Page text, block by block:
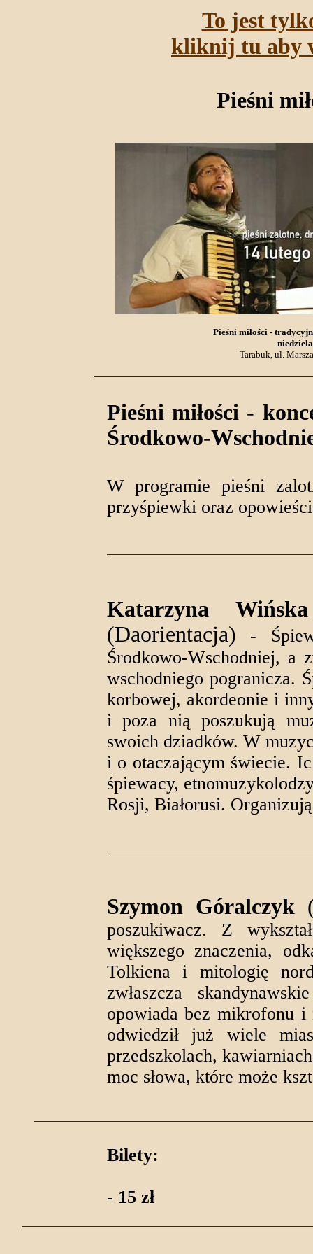
To jest
kliknij tu aby
Pieśni
Pieśni miłości -
Tarabuk, ul.
Pieśni miłości -
Środkowo-
W programie pieśni
przyśpiewki oraz
Katarzyna
(Daorientacja) -
Środkowo-Wschodniej, a
wschodniego pogranicza.
korbowej, akordeonie i
i poza nią poszukują
swoich dziadków. W
i o otaczającym świecie.
śpiewacy,
Rosji, Białorusi.
Szymon Góralczyk
poszukiwacz. Z
większego znaczenia,
Tolkiena i mitologię
zwłaszcza
opowiada bez mikrofonu
odwiedził już wiele
przedszkolach,
moc słowa, które może
Bilety:
- 15 zł